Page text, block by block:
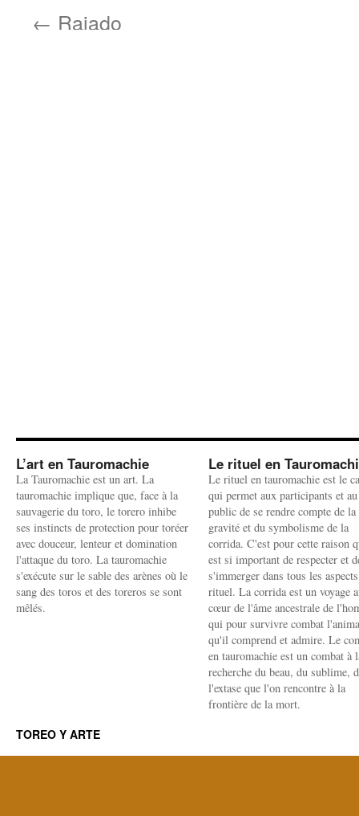
← Rajado
L’art en Tauromachie
La Tauromachie est un art. La
tauromachie implique que, face à la
sauvagerie du toro, le torero inhibe
ses instincts de protection pour toréer
avec douceur, lenteur et domination
l'attaque du toro. La tauromachie
s'exécute sur le sable des arènes où le
sang des toros et des toreros se sont
mêlés.
Le rituel en
Le rituel en tauromachie est le
qui permet aux participants et au
public de se rendre compte de la
gravité et du symbolisme de la
corrida. C'est pour cette raison
est si important de respecter et
s'immerger dans tous les
rituel. La corrida est un voyage
cœur de l'âme ancestrale de
qui pour survivre combat
qu'il comprend et admire. Le
en tauromachie est un combat à
recherche du beau, du sublime,
l'extase que l'on rencontre à la
frontière de la mort.
TOREO Y ARTE